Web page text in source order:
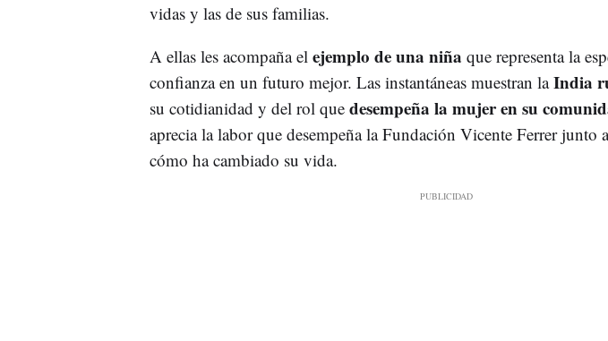
vidas y las de sus familias.
A ellas les acompaña el ejemplo de una niña que representa la
confianza en un futuro mejor. Las instantáneas muestran laIndia
su cotidianidad y del rol quedesempeña la mujer en su
aprecia la labor que desempeña la Fundación Vicente Ferrer junto
cómo ha cambiado su vida.